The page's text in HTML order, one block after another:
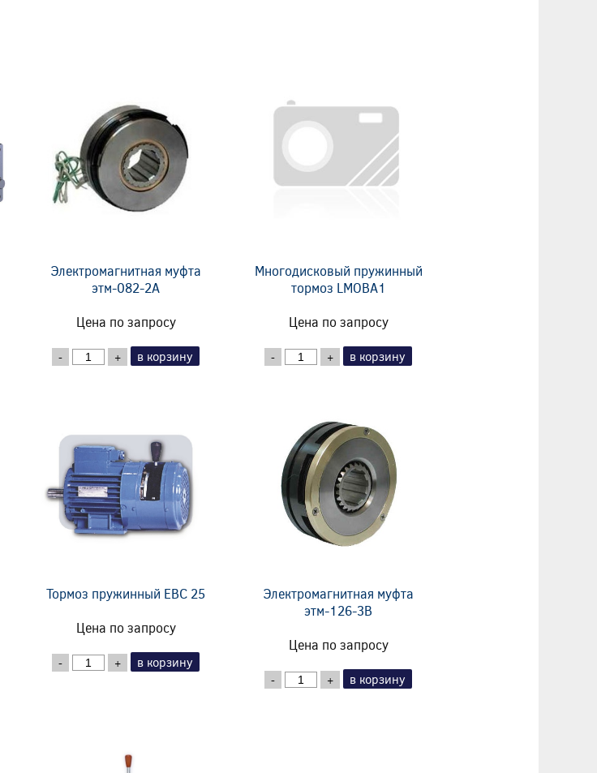
Электромагнитная муфта
этм-082-2А
Цена по запросу
- + в корзину
Многодисковый пружинный
тормоз LMOBA1
Цена по запросу
- + в корзину
Тормоз пружинный EBC 25
Цена по запросу
- + в корзину
Электромагнитная муфта
этм-126-3В
Цена по запросу
- + в корзину